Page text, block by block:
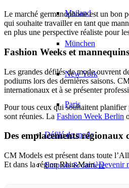
Mailand
München
New York
Paris
Défilé de mode
Emplois & carrière
Le marché germanophone est un bon
qui souhaite travailler en tant que
en plus une perspective réaliste pour
Fashion Weeks et
Les grandes défilés de mode ouvrent
podiums lors des dernières saisons.
internationaux et à se présenter
Pour tous ceux qui souhaitent planifier
sont réunies. La Fashion Week Berlin
Des emplacements régionaux
CM Models est présent dans toute
Et dans la région Rhin-Main,Devenir